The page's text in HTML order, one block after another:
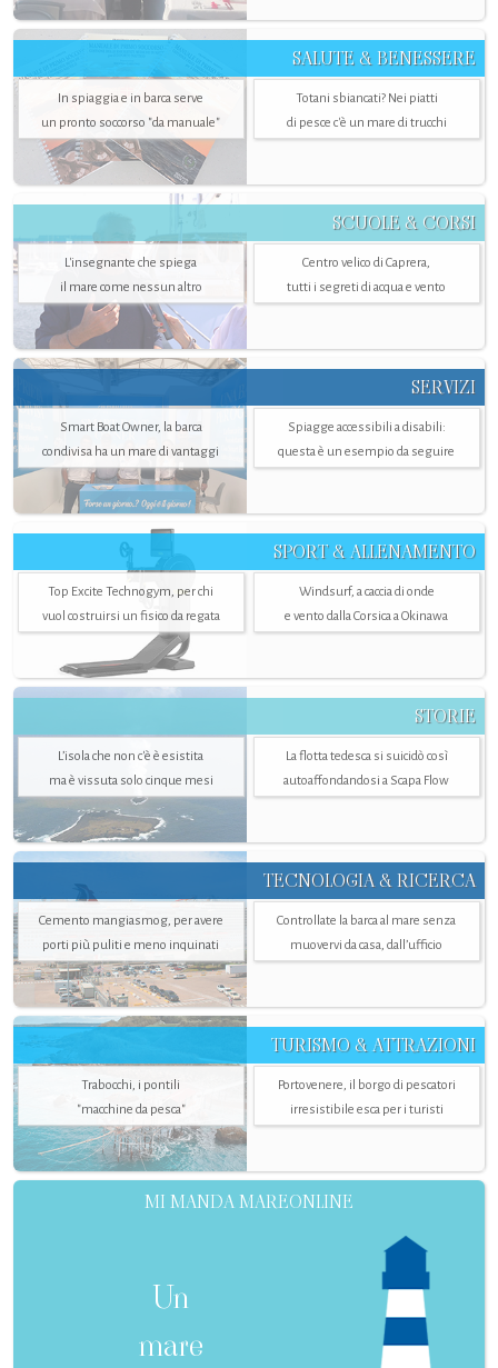
SALUTE & BENESSERE
In spiaggia e in barca serve
un pronto soccorso "da manuale"
Totani sbiancati? Nei piatti
di pesce c'è un mare di trucchi
SCUOLE & CORSI
L'insegnante che spiega
il mare come nessun altro
Centro velico di Caprera,
tutti i segreti di acqua e vento
SERVIZI
Smart Boat Owner, la barca
condivisa ha un mare di vantaggi
Spiagge accessibili a disabili:
questa è un esempio da seguire
SPORT & ALLENAMENTO
Top Excite Technogym, per chi
vuol costruirsi un fisico da regata
Windsurf, a caccia di onde
e vento dalla Corsica a Okinawa
STORIE
L’isola che non c'è è esistita
ma è vissuta solo cinque mesi
La flotta tedesca si suicidò così
autoaffondandosi a Scapa Flow
TECNOLOGIA & RICERCA
Cemento mangiasmog, per avere
porti più puliti e meno inquinati
Controllate la barca al mare senza
muovervi da casa, dall’ufficio
TURISMO & ATTRAZIONI
Trabocchi, i pontili
"macchine da pesca"
Portovenere, il borgo di pescatori
irresistibile esca per i turisti
MI MANDA MAREONLINE
Un
mare